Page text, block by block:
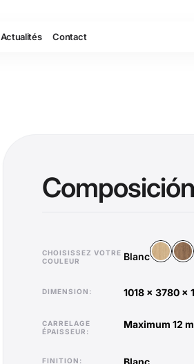
Actualités Contact
CHOISISSEZ VOTRE
COULEUR
Blanc
Bois Bois
DIMENSION 1018 x 3780 x
CARRELAGE
ÉPAISSEUR
maximum 12
FINITION blanc